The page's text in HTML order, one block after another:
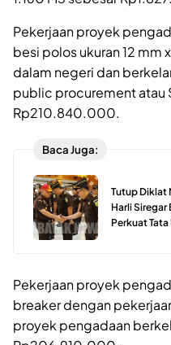
Pekerjaan proyek
besi polos ukuran 12 mm
dalam negeri dan
public procurement atau
Rp210.840.000.
Baca Juga:
Tutup Diklat
Harli Siregar
Perkuat
Pekerjaan proyek
breaker dengan
proyek pengadaan